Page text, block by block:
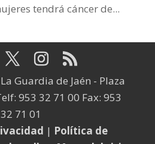
tendrá cáncer de...
Guardia de Jaén - Plaza
953 32 71 00 Fax: 953
32 71 01
| Política de